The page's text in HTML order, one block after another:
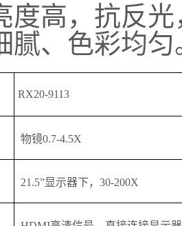
度高，抗反
腻、色彩均匀
RX20-9113
物镜0.7-4.5X
21.5”显示器下，30-200X